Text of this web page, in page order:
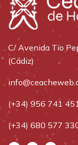
C/ Avenida Tio
(Cádiz)
(+34) 956 741
(+34) 680 577